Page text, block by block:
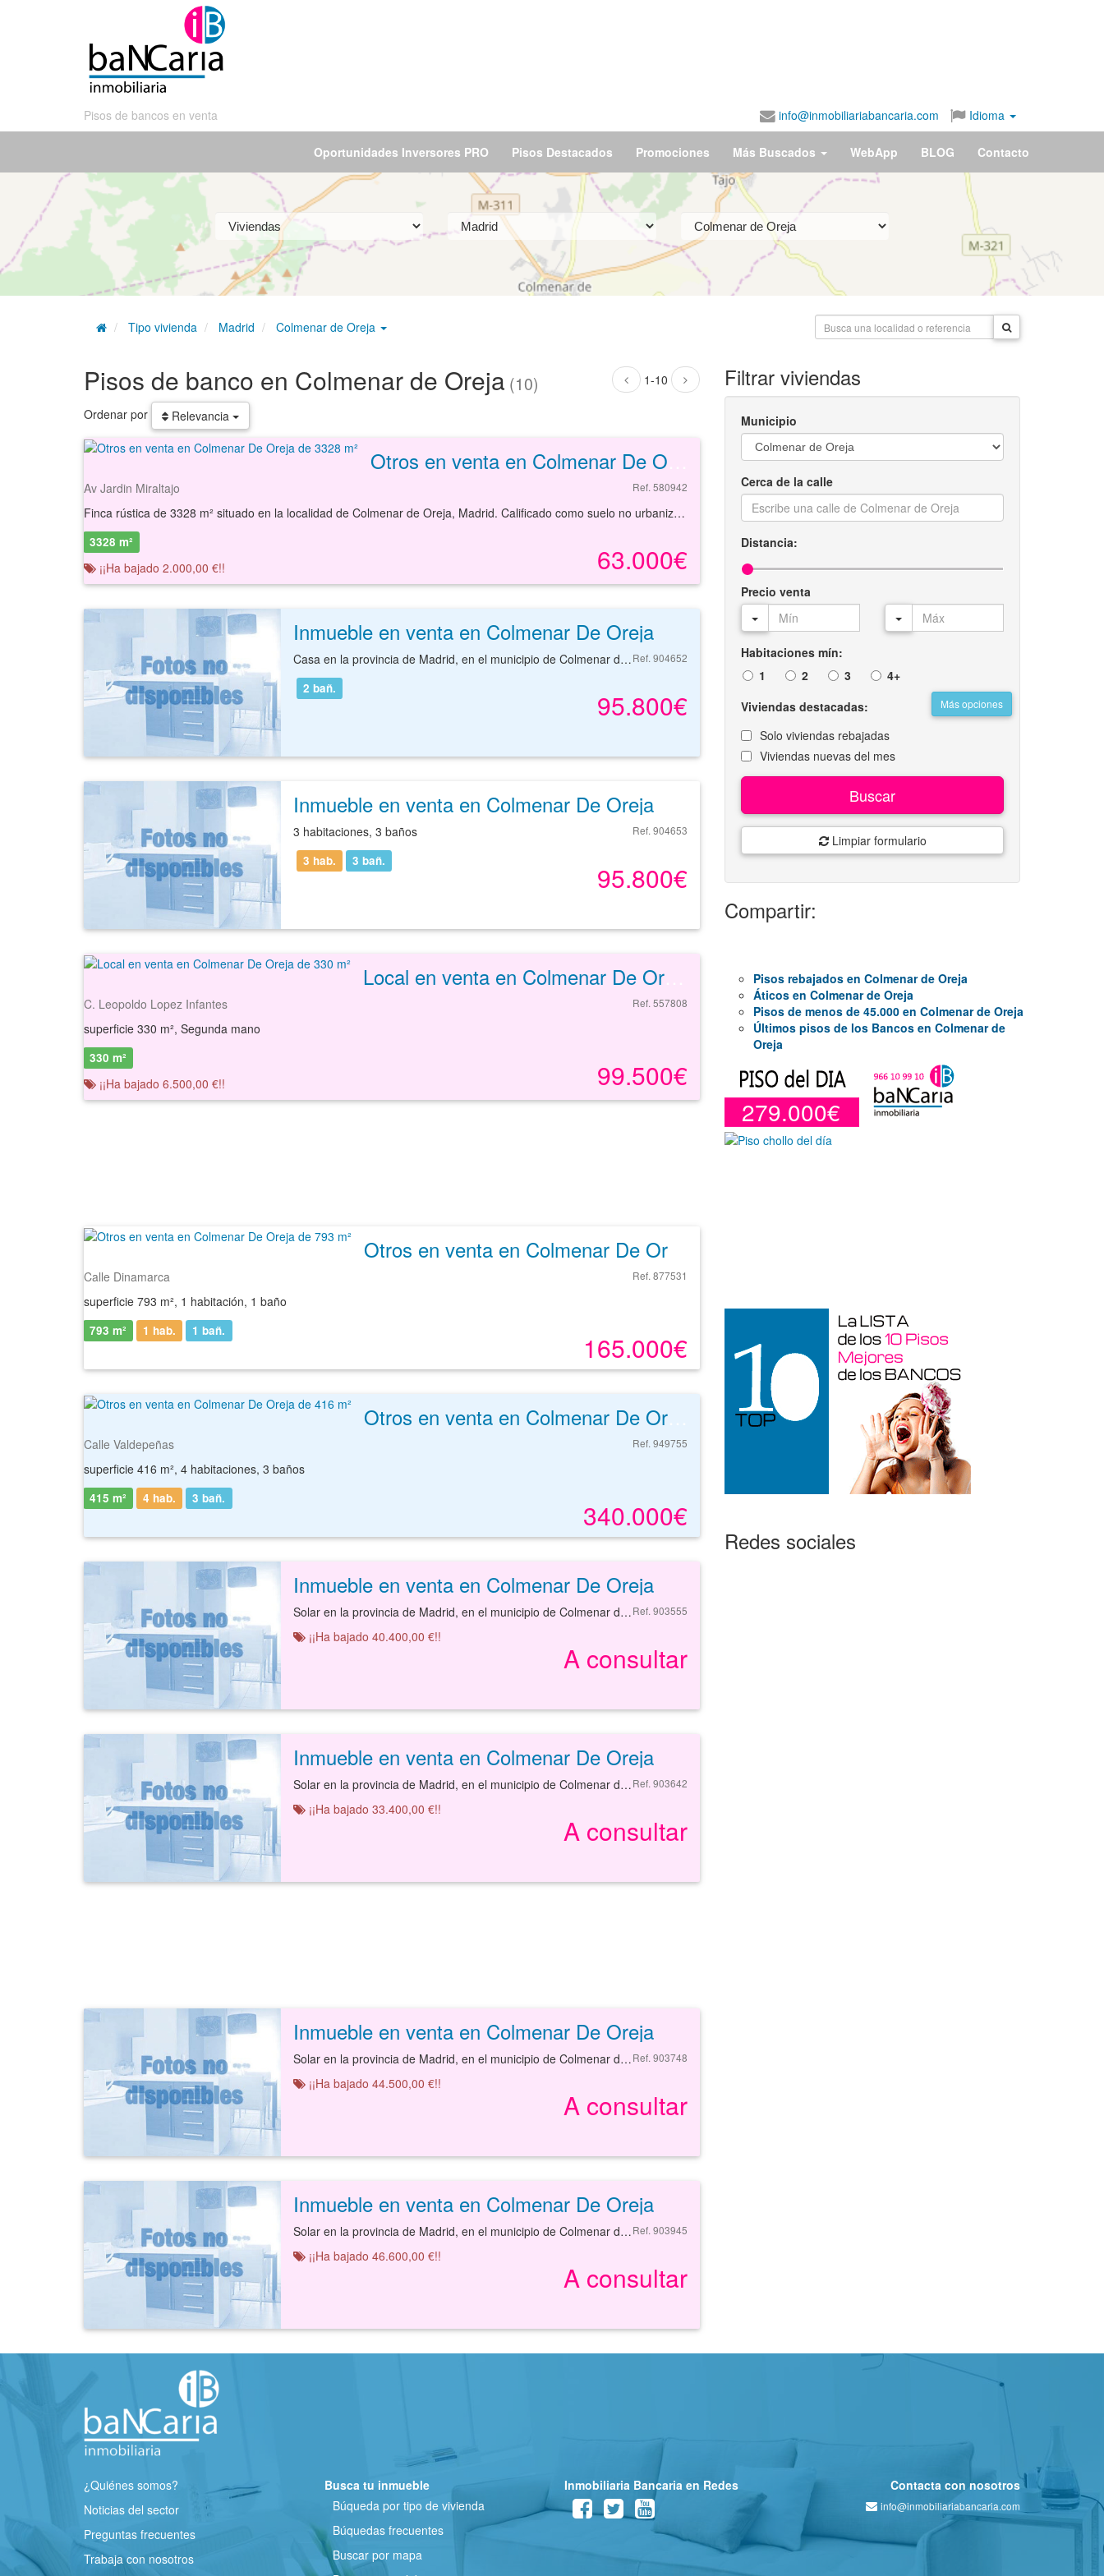
Pisos de bancos en venta info@inmobiliariabancaria.com Idioma
Oportunidades Inversores PRO Pisos Destacados Promociones Más Buscados WebApp BLOG Contacto
Tipo vivienda Madrid Colmenar de Oreja
1-10
Pisos de banco en Colmenar de Oreja (10)
Ordenar por Relevancia
Av Jardin Miraltajo Ref. 580942
Finca rústica de 3328 m² situado en la localidad de Colmenar de Oreja, Madrid. Calificado como suelo no urbanizable, residencial agropecuario con una edificabilidad de 0,07 m²t, máximo 250 m². Ubicado en la urbanización Balcón del Tajo, a un paso de la carretera M-320. La zona está dotada de supermercado, restaurante y algunos comercios y servicios sanitarios. Podrá conocer las posibilidades reales de este solar y valorar sus posibilidades de inversión. Empiece ahora mismo pidiendo más información. Un responsable cercano a usted le atenderá personalmente.
63.000€
3328 m²
¡¡Ha bajado 2.000,00 €!!
Inmueble en venta en Colmenar De Oreja
Ref. 904652
Casa en la provincia de Madrid, en el municipio de Colmenar de oreja, en la calle CLSAUCE.CON INCIDENCIAS: OBRA PARALIZADA.
95.800€
2 bañ.
Inmueble en venta en Colmenar De Oreja
Ref. 904653
3 habitaciones, 3 baños
95.800€
3 hab. 3 bañ.
C. Leopoldo Lopez Infantes Ref. 557808
superficie 330 m², Segunda mano
99.500€
330 m²
¡¡Ha bajado 6.500,00 €!!
Calle Dinamarca Ref. 877531
superficie 793 m², 1 habitación, 1 baño
165.000€
793 m² 1 hab. 1 bañ.
Calle Valdepeñas Ref. 949755
superficie 416 m², 4 habitaciones, 3 baños
340.000€
415 m² 4 hab. 3 bañ.
Inmueble en venta en Colmenar De Oreja
Ref. 903555
Solar en la provincia de Madrid, en el municipio de Colmenar de oreja, en la calle CLSAUCE.
A consultar
¡¡Ha bajado 40.400,00 €!!
Inmueble en venta en Colmenar De Oreja
Ref. 903642
Solar en la provincia de Madrid, en el municipio de Colmenar de oreja, en la calle CLSAUCE.
A consultar
¡¡Ha bajado 33.400,00 €!!
Inmueble en venta en Colmenar De Oreja
Ref. 903748
Solar en la provincia de Madrid, en el municipio de Colmenar de oreja, en la calle CLSAUCE.
A consultar
¡¡Ha bajado 44.500,00 €!!
Inmueble en venta en Colmenar De Oreja
Ref. 903945
Solar en la provincia de Madrid, en el municipio de Colmenar de oreja, en la calle CLSAUCE.
A consultar
¡¡Ha bajado 46.600,00 €!!
Filtrar viviendas
Municipio
Cerca de la calle
Distancia:
Precio venta
Habitaciones mín:
1
2 3 4+
Más opciones
Viviendas destacadas:
Solo viviendas rebajadas
Viviendas nuevas del mes
Buscar
Limpiar formulario
Compartir:
Pisos rebajados en Colmenar de Oreja
Áticos en Colmenar de Oreja
Pisos de menos de 45.000 en Colmenar de Oreja
Últimos pisos de los Bancos en Colmenar de
Oreja
279.000€
Redes sociales
¿Quiénes somos?
Noticias del sector
Preguntas frecuentes
Trabaja con nosotros
Busca tu inmueble
Búqueda por tipo de vivienda
Búquedas frecuentes
Buscar por mapa
Inmobiliaria Bancaria en Redes Contacta con nosotros
info@inmobiliariabancaria.com